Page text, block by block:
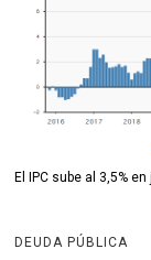
El IPC sube al 3,5%
DEUDA PÚBLICA